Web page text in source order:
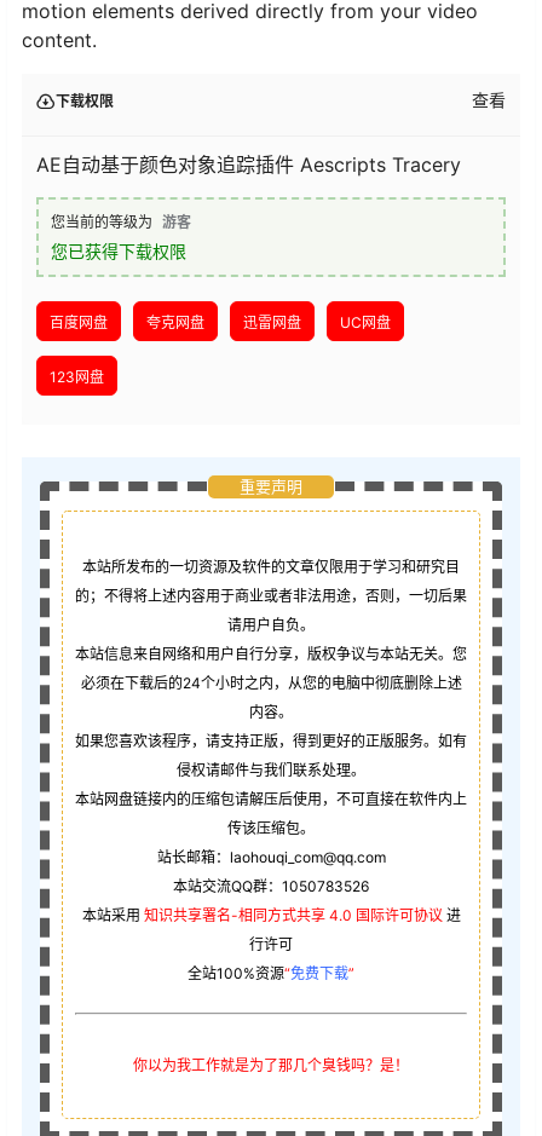
motion elements derived directly from your video
content.
下载权限 查看
AE自动基于颜色对象追踪插件 Aescripts Tracery
您当前的等级为 游客
您已获得下载权限
百度网盘 夸克网盘 迅雷网盘 UC网盘
123网盘
重要声明
本站所发布的一切资源及软件的文章仅限用于学习和研究目
的；不得将上述内容用于商业或者非法用途，否则，一切后果
请用户自负。
本站信息来自网络和用户自行分享，版权争议与本站无关。您
必须在下载后的24个小时之内，从您的电脑中彻底删除上述
内容。
如果您喜欢该程序，请支持正版，得到更好的正版服务。如有
侵权请邮件与我们联系处理。
本站网盘链接内的压缩包请解压后使用，不可直接在软件内上
传该压缩包。
站长邮箱：laohouqi_com@qq.com
本站交流QQ群：1050783526
本站采用 知识共享署名-相同方式共享 4.0 国际许可协议 进
行许可
全站100%资源“免费下载”
你以为我工作就是为了那几个臭钱吗？是！